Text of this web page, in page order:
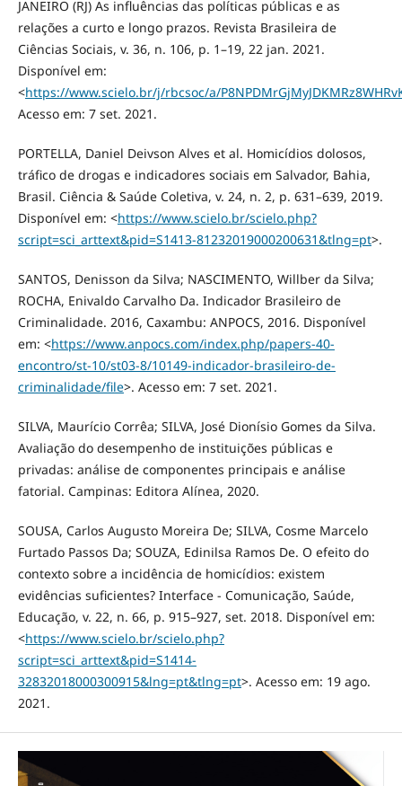
JANEIRO (RJ) As influências das políticas públicas e as
relações a curto e longo prazos. Revista Brasileira de
Ciências Sociais, v. 36, n. 106, p. 1–19, 22 jan. 2021.
Disponível em:
<https://www.scielo.br/j/rbcsoc/a/
Acesso em: 7 set. 2021.
PORTELLA, Daniel Deivson Alves et al. Homicídios dolosos,
tráfico de drogas e indicadores sociais em Salvador, Bahia,
Brasil. Ciência & Saúde Coletiva, v. 24, n. 2, p. 631–639, 2019.
Disponível em: <https://www.scielo.br/scielo.php?
script=sci_arttext&pid=S1413-81232019000200631&tlng=pt>.
SANTOS, Denisson da Silva; NASCIMENTO, Willber da Silva;
ROCHA, Enivaldo Carvalho Da. Indicador Brasileiro de
Criminalidade. 2016, Caxambu: ANPOCS, 2016. Disponível
em: <https://www.anpocs.com/index.php/papers-40-
encontro/st-10/st03-8/10149-indicador-brasileiro-de-
criminalidade/file>. Acesso em: 7 set. 2021.
SILVA, Maurício Corrêa; SILVA, José Dionísio Gomes da Silva.
Avaliação do desempenho de instituições públicas e
privadas: análise de componentes principais e análise
fatorial. Campinas: Editora Alínea, 2020.
SOUSA, Carlos Augusto Moreira De; SILVA, Cosme Marcelo
Furtado Passos Da; SOUZA, Edinilsa Ramos De. O efeito do
contexto sobre a incidência de homicídios: existem
evidências suficientes? Interface - Comunicação, Saúde,
Educação, v. 22, n. 66, p. 915–927, set. 2018. Disponível em:
<https://www.scielo.br/scielo.php?
script=sci_arttext&pid=S1414-
32832018000300915&lng=pt&tlng=pt>. Acesso em: 19 ago.
2021.